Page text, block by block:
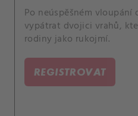
Po neúspěšném
vypátrat dvojici vrahů,
rodiny jako rukojmí.
REGISTROVAT